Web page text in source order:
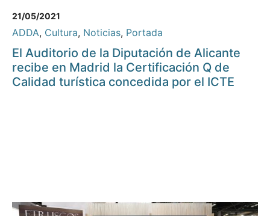
21/05/2021
ADDA, Cultura, Noticias, Portada
El Auditorio de la Diputación de Alicante
recibe en Madrid la Certificación Q de
Calidad turística concedida por el ICTE